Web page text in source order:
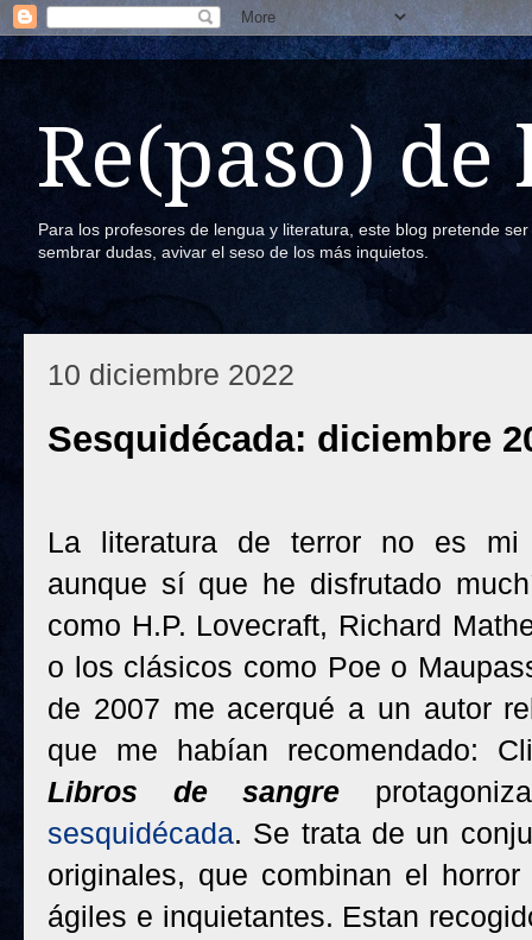
Re(paso) de
Para los profesores de lengua y literatura, este blog pretende
sembrar dudas, avivar el seso de los más inquietos.
10 diciembre 2022
Sesquidécada: diciembre
La literatura de terror no es mi
aunque sí que he disfrutado
como H.P. Lovecraft, Richard
o los clásicos como Poe o
de 2007 me acerqué a un autor
que me habían recomendado:
Libros de sangre
sesquidécada. Se trata de un
originales, que combinan el
ágiles e inquietantes. Estan